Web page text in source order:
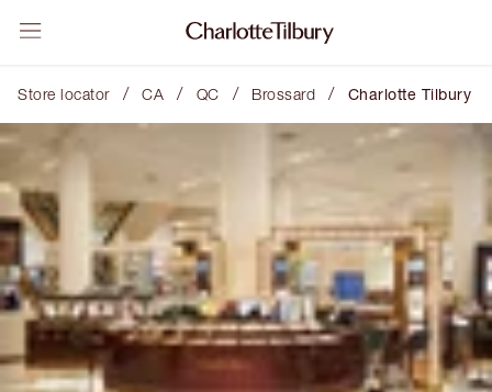
Store locator / CA / QC / Brossard / Charlotte Tilbury